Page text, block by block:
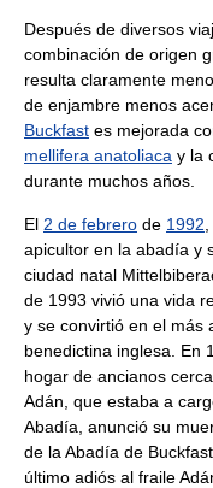
Después de diversos
combinación de origen
resulta claramente
de enjambre menos
Buckfast es mejorada
mellifera anatoliaca y la
durante muchos años.
El 2 de febrero de 1992
apicultor en la abadía y
ciudad natal
de 1993 vivió una vida
y se convirtió en el más
benedictina inglesa. En
hogar de ancianos
Adán, que estaba a
Abadía, anunció su
de la Abadía de
último adiós al fraile